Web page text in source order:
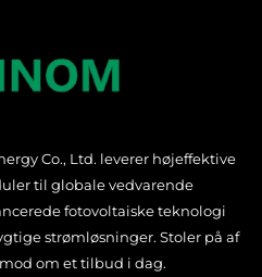
Co., Ltd. leverer højeffektive
til globale vedvarende
fotovoltaiske teknologi
strømløsninger. Stoler på af
om et tilbud i dag.